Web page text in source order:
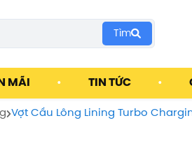
Tìm
MÃI • TIN TỨC •
Vợt Cầu Lông Lining Turbo